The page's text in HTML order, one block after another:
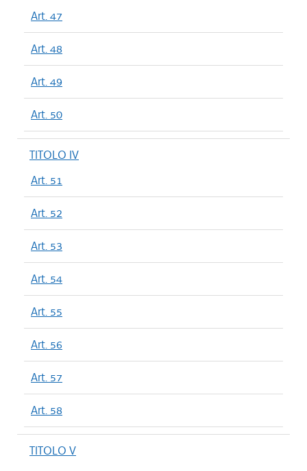
Art. 47
Art. 48
Art. 49
Art. 50
TITOLO IV
Art. 51
Art. 52
Art. 53
Art. 54
Art. 55
Art. 56
Art. 57
Art. 58
TITOLO V